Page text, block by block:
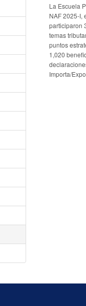
La Escuela
NAF 2025-I,
participaron
temas
puntos
1,020
Importa/